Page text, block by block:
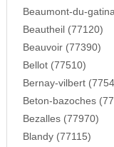
Beaumont-du-
Beautheil (77120)
Beauvoir (77390)
Bellot (77510)
Bernay-vilbert
Beton-bazoches
Bezalles (77970)
Blandy (77115)